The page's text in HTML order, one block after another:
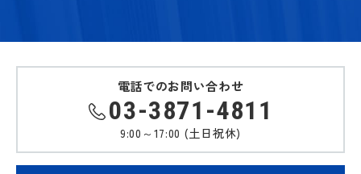
電話でのお問い合わせ
03-3871-4811
9:00～17:00 (土日祝休)